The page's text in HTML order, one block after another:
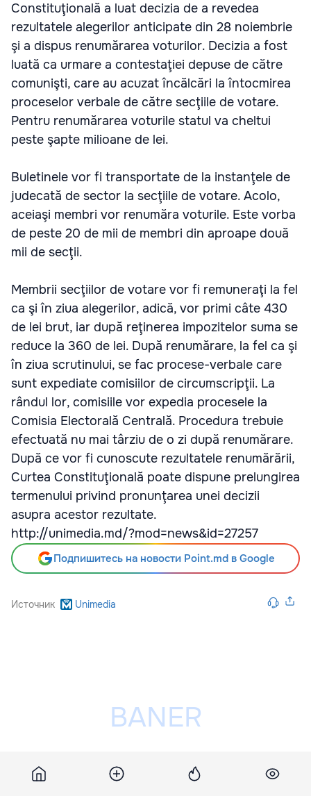
Constituţională a luat decizia de a revedea
rezultatele alegerilor anticipate din 28 noiembrie
şi a dispus renumărarea voturilor. Decizia a fost
luată ca urmare a contestaţiei depuse de către
comunişti, care au acuzat încălcări la întocmirea
proceselor verbale de către secţiile de votare.
Pentru renumărarea voturile statul va cheltui
peste şapte milioane de lei.
Buletinele vor fi transportate de la instanţele de
judecată de sector la secţiile de votare. Acolo,
aceiaşi membri vor renumăra voturile. Este vorba
de peste 20 de mii de membri din aproape două
mii de secţii.
Membrii secţiilor de votare vor fi remuneraţi la fel
ca şi în ziua alegerilor, adică, vor primi câte 430
de lei brut, iar după reţinerea impozitelor suma se
reduce la 360 de lei. După renumărare, la fel ca şi
în ziua scrutinului, se fac procese-verbale care
sunt expediate comisiilor de circumscripţii. La
rândul lor, comisiile vor expedia procesele la
Comisia Electorală Centrală. Procedura trebuie
efectuată nu mai târziu de o zi după renumărare.
După ce vor fi cunoscute rezultatele renumărării,
Curtea Constituţională poate dispune prelungirea
termenului privind pronunţarea unei decizii
asupra acestor rezultate.
http://unimedia.md/?mod=news&id=27257
Подпишитесь на новости Point.md в Google
Источник Unimedia